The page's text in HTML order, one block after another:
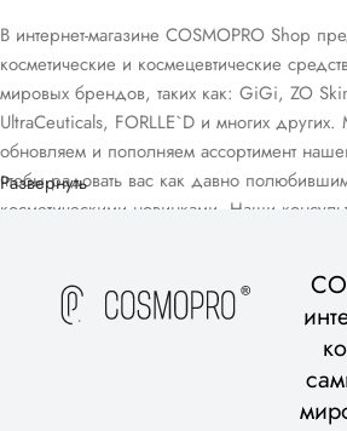
В интернет-магазине COSMOPRO Shop
косметические и космецевтические
мировых брендов, таких как: GiGi, ZO
UltraCeuticals, FORLLE`D и многих
обновляем и пополняем ассортимент
чтобы радовать вас как давно
косметическими новинками. Наши
консультации.
Развернуть